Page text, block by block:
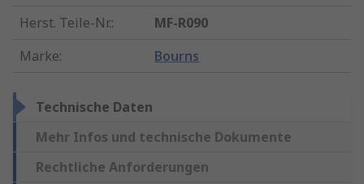
Herst. Teile-Nr.:
MF-R090
Marke: Bourns
Technische Daten
Mehr Infos und technische Dokumente
Rechtliche Anforderungen